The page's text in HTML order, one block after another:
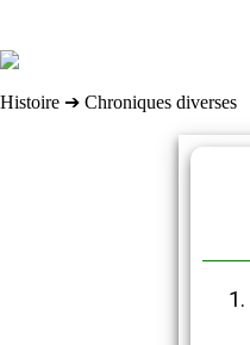
Histoire ➔ Chroniques diverses